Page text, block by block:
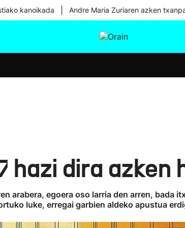
kanoikada Andre Maria Zuriaren azken
hazi dira azken
arabera, egoera oso larria den arren, bada
luke, erregai garbien aldeko apustua